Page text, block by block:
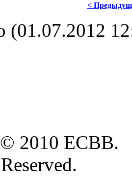
<
(01.07.2012
© 2010 ЕСВВ.